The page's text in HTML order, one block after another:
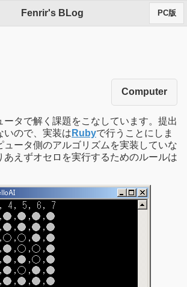
Fenrir's BLog PC版
Computer
ータで解く課題をこなしています。提出
いので、実装は Rubyで行うことにしま
ュータ側のアルゴリズムを実装していな
あえずオセロを実行するためのルールは